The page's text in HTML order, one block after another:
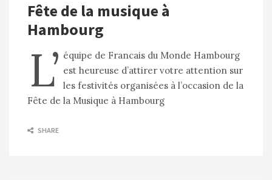
Fête de la musique à
Hambourg
L’ équipe de Francais du Monde Hambourg
est heureuse d’attirer votre attention sur
les festivités organisées à l’occasion de la
Fête de la Musique à Hambourg
SHARE